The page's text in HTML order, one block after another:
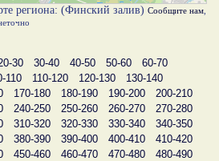
региона: (Финский залив) Сообщите нам
30 30-40 40-50 50-60
60-70
110 110-120 120-130
130-140
170-180 180-190 190-200
200-210
240-250 250-260 260-270
270-280
310-320 320-330 330-340
340-350
380-390 390-400 400-410
410-420
450-460 460-470 470-480
480-490